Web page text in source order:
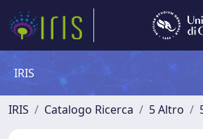
IRIS
IRIS Catalogo Ricerca 5 Altro